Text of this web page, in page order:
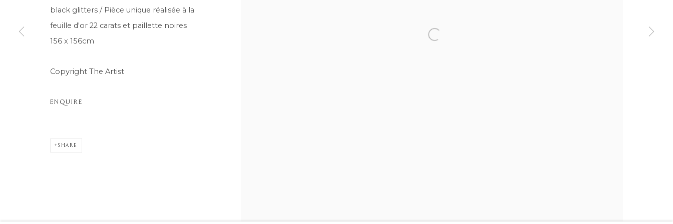
black glitters / Pièce unique réalisée à la
feuille d'or 22 carats et paillette noires
156 x 156cm
Copyright The Artist
ENQUIRE
SHARE